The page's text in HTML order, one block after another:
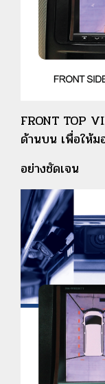
FRONT TOP
ด้านบน เพื่อให้
อย่างชัดเจน